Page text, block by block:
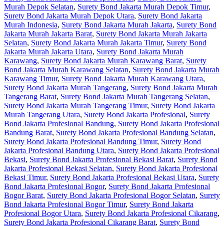
Murah Depok Selatan, Surety Bond Jakarta Murah Depok Timur,
Surety Bond Jakarta Murah Depok Utara, Surety Bond Jakarta
Murah Indonesia, Surety Bond Jakarta Murah Jakarta, Surety Bond
Jakarta Murah Jakarta Barat, Surety Bond Jakarta Murah Jakarta
Selatan, Surety Bond Jakarta Murah Jakarta Timur, Surety Bond
Jakarta Murah Jakarta Utara, Surety Bond Jakarta Murah
Karawang, Surety Bond Jakarta Murah Karawang Barat, Surety
Bond Jakarta Murah Karawang Selatan, Surety Bond Jakarta Murah
Karawang Timur, Surety Bond Jakarta Murah Karawang Utara,
Surety Bond Jakarta Murah Tangerang, Surety Bond Jakarta Murah
Tangerang Barat, Surety Bond Jakarta Murah Tangerang Selatan,
Surety Bond Jakarta Murah Tangerang Timur, Surety Bond Jakarta
Murah Tangerang Utara, Surety Bond Jakarta Profesional, Surety
Bond Jakarta Profesional Bandung, Surety Bond Jakarta Profesional
Bandung Barat, Surety Bond Jakarta Profesional Bandung Selatan,
Surety Bond Jakarta Profesional Bandung Timur, Surety Bond
Jakarta Profesional Bandung Utara, Surety Bond Jakarta Profesional
Bekasi, Surety Bond Jakarta Profesional Bekasi Barat, Surety Bond
Jakarta Profesional Bekasi Selatan, Surety Bond Jakarta Profesional
Bekasi Timur, Surety Bond Jakarta Profesional Bekasi Utara, Surety
Bond Jakarta Profesional Bogor, Surety Bond Jakarta Profesional
Bogor Barat, Surety Bond Jakarta Profesional Bogor Selatan, Surety
Bond Jakarta Profesional Bogor Timur, Surety Bond Jakarta
Profesional Bogor Utara, Surety Bond Jakarta Profesional Cikarang,
Surety Bond Jakarta Profesional Cikarang Barat, Surety Bond